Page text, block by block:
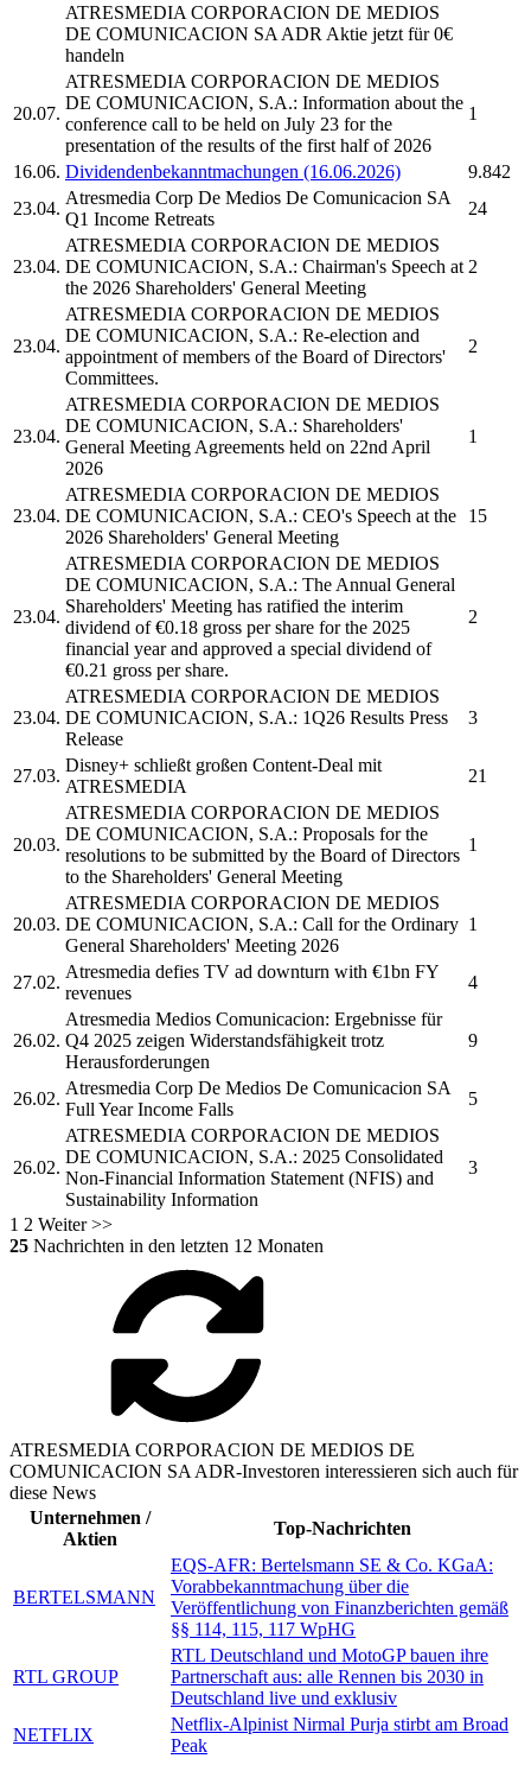
ATRESMEDIA CORPORACION DE MEDIOS
DE COMUNICACION SA ADR Aktie jetzt für 0€
handeln
20.07.
ATRESMEDIA CORPORACION DE MEDIOS
DE COMUNICACION, S.A.: Information about the
conference call to be held on July 23 for the
presentation of the results of the first half of 2026
1
16.06. Dividendenbekanntmachungen (16.06.2026)
9.842
23.04.
Atresmedia Corp De Medios De Comunicacion SA
Q1 Income Retreats
24
23.04.
ATRESMEDIA CORPORACION DE MEDIOS
DE COMUNICACION, S.A.: Chairman's Speech at
the 2026 Shareholders' General Meeting
2
23.04.
ATRESMEDIA CORPORACION DE MEDIOS
DE COMUNICACION, S.A.: Re-election and
appointment of members of the Board of Directors'
Committees.
2
23.04.
ATRESMEDIA CORPORACION DE MEDIOS
DE COMUNICACION, S.A.: Shareholders'
General Meeting Agreements held on 22nd April
2026
1
23.04.
ATRESMEDIA CORPORACION DE MEDIOS
DE COMUNICACION, S.A.: CEO's Speech at the
2026 Shareholders' General Meeting
15
23.04.
ATRESMEDIA CORPORACION DE MEDIOS
DE COMUNICACION, S.A.: The Annual General
Shareholders' Meeting has ratified the interim
dividend of €0.18 gross per share for the 2025
financial year and approved a special dividend of
€0.21 gross per share.
2
23.04.
ATRESMEDIA CORPORACION DE MEDIOS
DE COMUNICACION, S.A.: 1Q26 Results Press
Release
3
27.03.
Disney+ schließt großen Content-Deal mit
ATRESMEDIA
21
20.03.
ATRESMEDIA CORPORACION DE MEDIOS
DE COMUNICACION, S.A.: Proposals for the
resolutions to be submitted by the Board of Directors
to the Shareholders' General Meeting
1
20.03.
ATRESMEDIA CORPORACION DE MEDIOS
DE COMUNICACION, S.A.: Call for the Ordinary
General Shareholders' Meeting 2026
1
27.02.
Atresmedia defies TV ad downturn with €1bn FY
revenues
4
26.02.
Atresmedia Medios Comunicacion: Ergebnisse für
Q4 2025 zeigen Widerstandsfähigkeit trotz
Herausforderungen
9
26.02.
Atresmedia Corp De Medios De Comunicacion SA
Full Year Income Falls
5
26.02.
ATRESMEDIA CORPORACION DE MEDIOS
DE COMUNICACION, S.A.: 2025 Consolidated
Non-Financial Information Statement (NFIS) and
Sustainability Information
3
1 2 Weiter >>
25 Nachrichten in den letzten 12 Monaten
ATRESMEDIA CORPORACION DE MEDIOS DE
COMUNICACION SA ADR-Investoren interessieren sich auch für
diese News
Unternehmen /
Aktien
Top-Nachrichten
BERTELSMANN
EQS-AFR: Bertelsmann SE & Co. KGaA:
Vorabbekanntmachung über die
Veröffentlichung von Finanzberichten gemäß
§§ 114, 115, 117 WpHG
RTL GROUP
RTL Deutschland und MotoGP bauen ihre
Partnerschaft aus: alle Rennen bis 2030 in
Deutschland live und exklusiv
NETFLIX
Netflix-Alpinist Nirmal Purja stirbt am Broad
Peak